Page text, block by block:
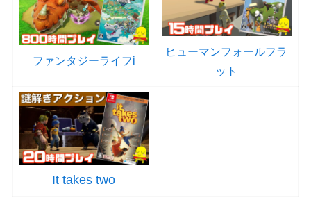
ファンタジーライフi
ヒューマンフォールフラ
ット
It takes two